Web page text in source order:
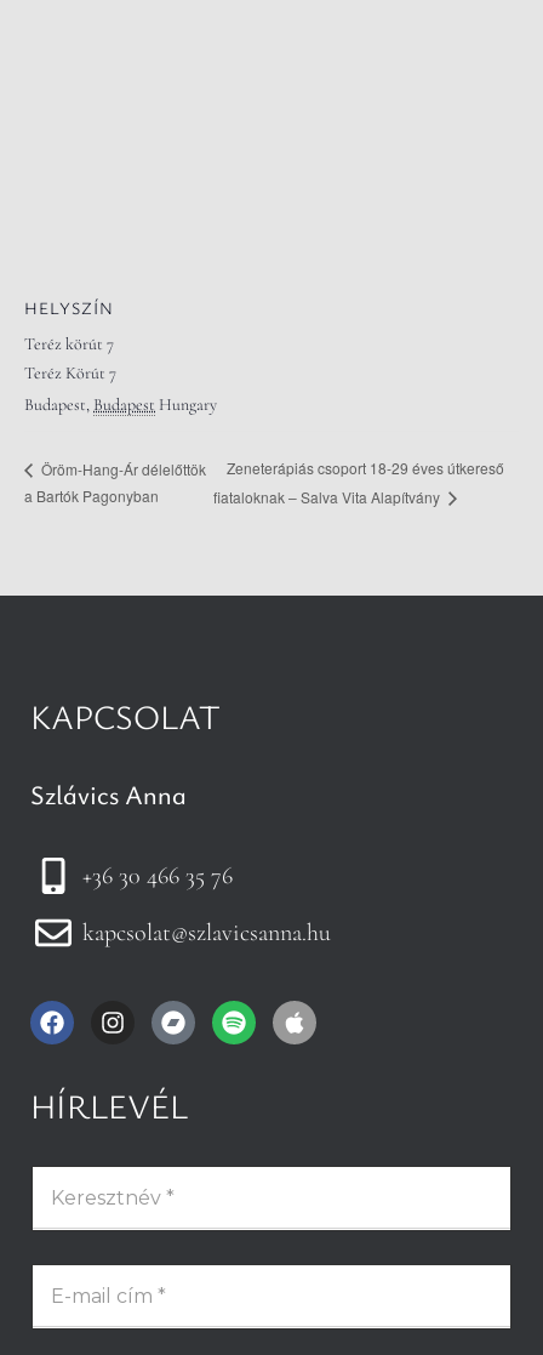
HELYSZÍN
Teréz körút 7
Teréz Körút 7
Budapest, Budapest Hungary
Öröm-Hang-Ár délelőttök
a Bartók Pagonyban
Zeneterápiás csoport 18-29 éves útkereső
fiataloknak – Salva Vita Alapítvány
KAPCSOLAT
Szlávics Anna
+36 30 466 35 76
kapcsolat@szlavicsanna.hu
HÍRLEVÉL